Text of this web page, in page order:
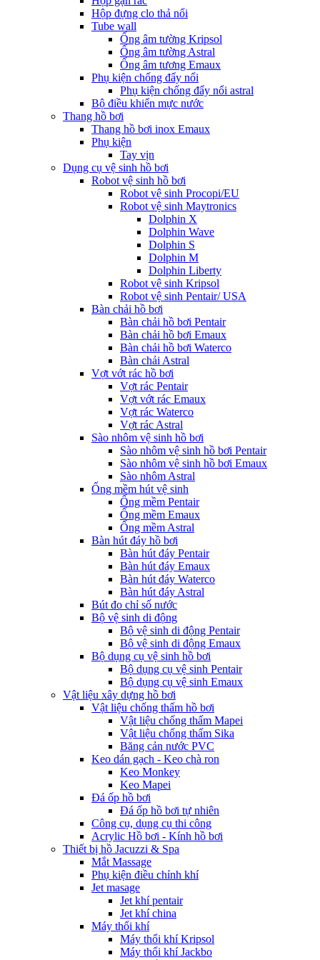
Hộp đựng clo thả nổi
Tube wall
Ống âm tường Kripsol
Ống âm tường Astral
Ống âm tương Emaux
Phụ kiện chống đẩy nổi
Phụ kiện chống đẩy nổi astral
Bộ điều khiển mực nước
Thang hồ bơi
Thang hồ bơi inox Emaux
Phụ kiện
Tay vịn
Dụng cụ vệ sinh hồ bơi
Robot vệ sinh hồ bơi
Robot vệ sinh Procopi/EU
Robot vệ sinh Maytronics
Dolphin X
Dolphin Wave
Dolphin S
Dolphin M
Dolphin Liberty
Robot vệ sinh Kripsol
Robot vệ sinh Pentair/ USA
Bàn chải hồ bơi
Bàn chải hồ bơi Pentair
Bàn chải hồ bơi Emaux
Bàn chải hồ bơi Waterco
Bàn chải Astral
Vợt vớt rác hồ bơi
Vợt rác Pentair
Vợt vớt rác Emaux
Vợt rác Waterco
Vợt rác Astral
Sào nhôm vệ sinh hồ bơi
Sào nhôm vệ sinh hồ bơi Pentair
Sào nhôm vệ sinh hồ bơi Emaux
Sào nhôm Astral
Ống mềm hút vệ sinh
Ống mềm Pentair
Ống mềm Emaux
Ống mềm Astral
Bàn hút đáy hồ bơi
Bàn hút đáy Pentair
Bàn hút đáy Emaux
Bàn hút đáy Waterco
Bàn hút đáy Astral
Bút đo chỉ số nước
Bộ vệ sinh di động
Bộ vệ sinh di động Pentair
Bộ vệ sinh di động Emaux
Bộ dụng cụ vệ sinh hồ bơi
Bộ dụng cụ vệ sinh Pentair
Bộ dụng cụ vệ sinh Emaux
Vật liệu xây dựng hồ bơi
Vật liệu chống thấm hồ bơi
Vật liệu chống thấm Mapei
Vật liệu chống thấm Sika
Băng cản nước PVC
Keo dán gạch - Keo chà ron
Keo Monkey
Keo Mapei
Đá ốp hồ bơi
Đá ốp hồ bơi tự nhiên
Công cụ, dụng cụ thi công
Acrylic Hồ bơi - Kính hồ bơi
Thiết bị hồ Jacuzzi & Spa
Mắt Massage
Phụ kiện điều chỉnh khí
Jet masage
Jet khí pentair
Jet khí china
Máy thổi khí
Máy thổi khí Kripsol
Máy thổi khí Jackbo